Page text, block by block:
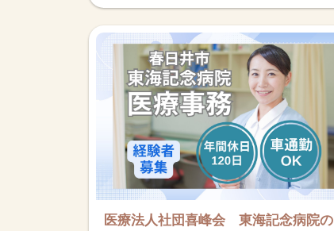
医療法人社団喜峰会 東海記念病院の